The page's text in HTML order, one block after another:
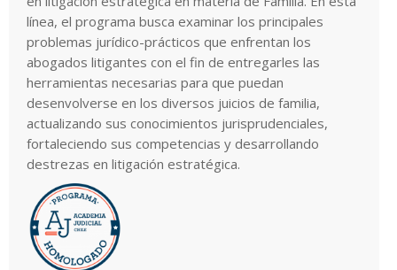
línea, el programa busca examinar los principales
problemas jurídico-prácticos que enfrentan los
abogados litigantes con el fin de entregarles las
herramientas necesarias para que puedan
desenvolverse en los diversos juicios de familia,
actualizando sus conocimientos jurisprudenciales,
fortaleciendo sus competencias y desarrollando
destrezas en litigación estratégica.